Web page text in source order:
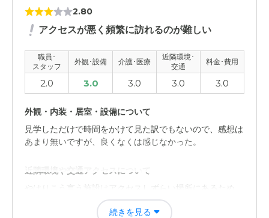
2.80
アクセスが悪く頻繁に訪れるのが難しい
職員･
スタッフ
外観･設備 介護･医療
近隣環境･
交通
料金･費用
2.0 3.0 3.0 3.0 3.0
外観・内装・居室・設備について
見学しただけで時間をかけて見た訳でもないので、感想は
あまり無いですが、良くなくは感じなかった。
近隣環境や交通アクセスについて
やはりこう言う施設はアクセスしずらい場所にあるため、
交通が大変だったのでちょっと頻繁にはなかなか訪れるこ
続きを見る